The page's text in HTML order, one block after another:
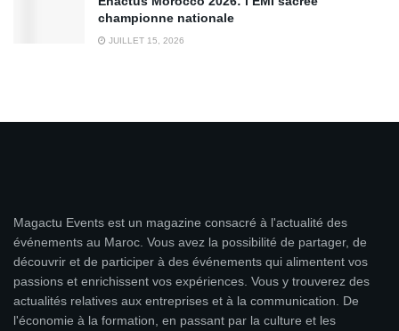
championne nationale
JUILLET 15, 2026
Magactu Events est un magazine consacré à l'actualité des
événements au Maroc. Vous avez la possibilité de partager, de
découvrir et de participer à des événements qui alimentent vos
passions et enrichissent vos expériences. Vous y trouverez des
actualités relatives aux entreprises et à la communication. De
l'économie à la formation, en passant par la culture et les